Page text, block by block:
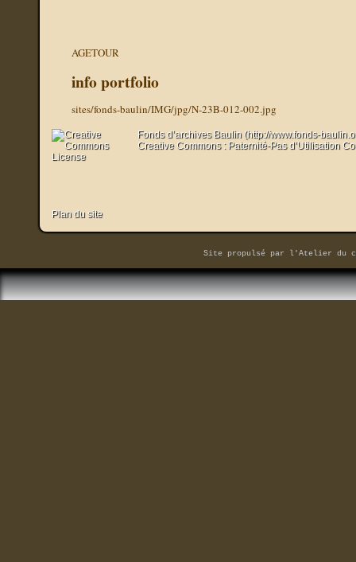
AGETOUR
info portfolio
sites/fonds-baulin/IMG/jpg/N-23B-012-002.jpg
Fonds d’archives Baulin (http://www.fonds-
Creative Commons : Paternité-Pas d’Utilisation
Plan du site
Site propulsé par l'Atelier du